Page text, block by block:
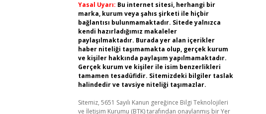
Yasal Uyarı: Bu internet sitesi, herhangi bir
marka, kurum veya şahıs şirketi ile hiçbir
bağlantısı bulunmamaktadır. Sitede yalnızca
kendi hazırladığımız makaleler
paylaşılmaktadır. Burada yer alan içerikler
haber niteliği taşımamakta olup, gerçek kurum
ve kişiler hakkında paylaşım yapılmamaktadır.
Gerçek kurum ve kişiler ile isim benzerlikleri
tamamen tesadüfidir. Sitemizdeki bilgiler taslak
halindedir ve tavsiye niteliği taşımazlar.
Sitemiz, 5651 Sayılı Kanun gereğince Bilgi Teknolojileri
ve İletişim Kurumu (BTK) tarafından onaylanmış bir Yer